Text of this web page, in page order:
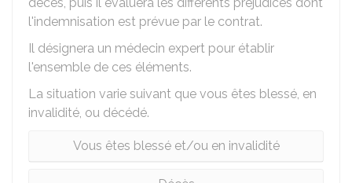
l'indemnisation est prévue par le contrat.
Il désignera un médecin expert pour établir
l'ensemble de ces éléments.
La situation varie suivant que vous êtes blessé, en
invalidité, ou décédé.
Vous êtes blessé et/ou en invalidité